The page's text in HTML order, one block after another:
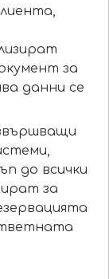
за
данни се
до всички
за